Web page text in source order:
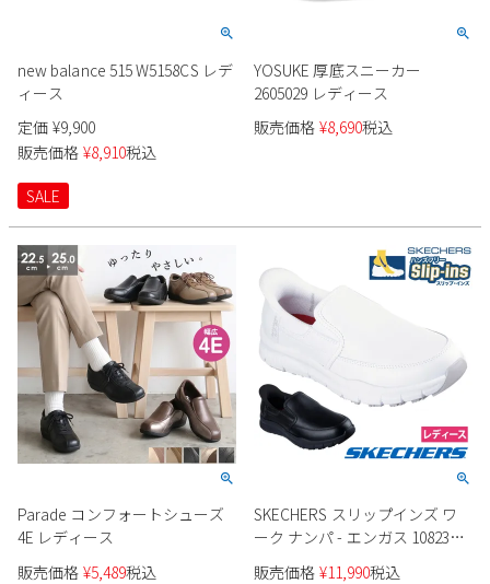
new balance 515 W5158CS レデ
ィース
定価 ¥9,900
販売価格 ¥8,910税込
SALE
YOSUKE 厚底スニーカー
2605029 レディース
販売価格 ¥8,690税込
Parade コンフォートシューズ
4E レディース
販売価格 ¥5,489税込
SKECHERS スリップインズ ワ
ーク ナンパ - エンガス 108235
レディース
販売価格 ¥11,990税込